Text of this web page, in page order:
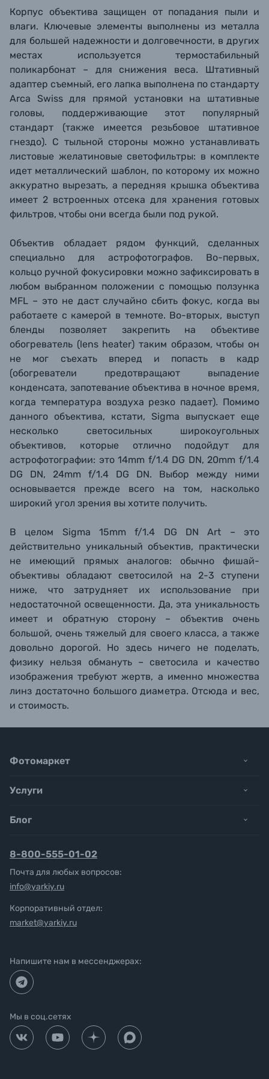
Корпус объектива защищен от попадания пыли и
влаги. Ключевые элементы выполнены из металла
для большей надежности и долговечности, в других
местах используется термостабильный
поликарбонат – для снижения веса. Штативный
адаптер съемный, его лапка выполнена по стандарту
Arca Swiss для прямой установки на штативные
головы, поддерживающие этот популярный
стандарт (также имеется резьбовое штативное
гнездо). С тыльной стороны можно устанавливать
листовые желатиновые светофильтры: в комплекте
идет металлический шаблон, по которому их можно
аккуратно вырезать, а передняя крышка объектива
имеет 2 встроенных отсека для хранения готовых
фильтров, чтобы они всегда были под рукой.
Объектив обладает рядом функций, сделанных
специально для астрофотографов. Во-первых,
кольцо ручной фокусировки можно зафиксировать в
любом выбранном положении с помощью ползунка
MFL – это не даст случайно сбить фокус, когда вы
работаете с камерой в темноте. Во-вторых, выступ
бленды позволяет закрепить на объективе
обогреватель (lens heater) таким образом, чтобы он
не мог съехать вперед и попасть в кадр
(обогреватели предотвращают выпадение
конденсата, запотевание объектива в ночное время,
когда температура воздуха резко падает). Помимо
данного объектива, кстати, Sigma выпускает еще
несколько светосильных широкоугольных
объективов, которые отлично подойдут для
астрофотографии: это 14mm f/1.4 DG DN, 20mm f/1.4
DG DN, 24mm f/1.4 DG DN. Выбор между ними
основывается прежде всего на том, насколько
широкий угол зрения вы хотите получить.
В целом Sigma 15mm f/1.4 DG DN Art – это
действительно уникальный объектив, практически
не имеющий прямых аналогов: обычно фишай-
объективы обладают светосилой на 2-3 ступени
ниже, что затрудняет их использование при
недостаточной освещенности. Да, эта уникальность
имеет и обратную сторону – объектив очень
большой, очень тяжелый для своего класса, а также
довольно дорогой. Но здесь ничего не поделать,
физику нельзя обмануть – светосила и качество
изображения требуют жертв, а именно множества
линз достаточно большого диаметра. Отсюда и вес,
и стоимость.
Фотомаркет
Услуги
Блог
8-800-555-01-02
Почта для любых вопросов:
info@yarkiy.ru
Корпоративный отдел:
market@yarkiy.ru
Напишите нам в мессенджерах:
Мы в соц.сетях